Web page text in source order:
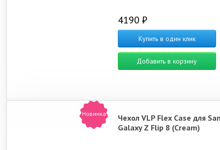
4190 ₽
Купить в один клик
Добавить в корзину
Новинка
Чехол VLP Flex Case для
Galaxy Z Flip 8 (Cream)